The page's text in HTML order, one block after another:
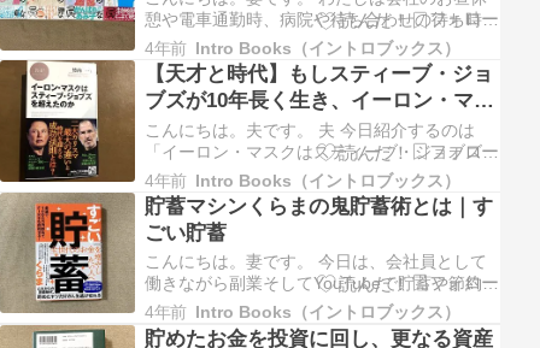
憩や電車通勤時、病院や待ち合わせの待ち時間
など、ちょっとした時間は漫画アプリを使って
漫画を読んでいます。 妻 ちなみにわたしが使
っている漫画アプリは『マンガMee』『少年ジ
ャンプ＋』『マガポケ』の3つ。小学生の頃に
読んでいた少女漫画を読み…
4年前 Intro Books（イントロブックス）
【天才と時代】もしスティーブ・ジョ
ブズが10年長く生き、イーロン・マス
クが10年早く生まれていたら…
こんにちは。夫です。 夫 今日紹介するのは
「イーロン・マスクはスティーブ・ジョブズを
超えたのか」です。今や時価総額世界1位、歴
史上最も偉大と言っていい企業を築き上げなが
ら56歳の若さでこの世を去ったスティーブ・
ジョブズ。一方、テスラCEOとしてEV業界を
牽引。民間宇宙企業スペース…
4年前 Intro Books（イントロブックス）
貯蓄マシンくらまの鬼貯蓄術とは｜す
ごい貯蓄
こんにちは。妻です。 今日は、会社員として
働きながら副業そしてYouTubeで貯蓄や節約・
お金を増やす方法について話している倹者の流
儀（けんじゃのりゅうぎ）くらまさんが書かれ
4年前 Intro Books（イントロブックス）
貯めたお金を投資に回し、更なる資産